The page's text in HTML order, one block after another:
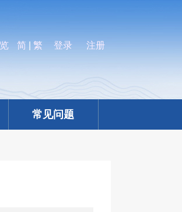
简 繁 登录 注册
常见问题